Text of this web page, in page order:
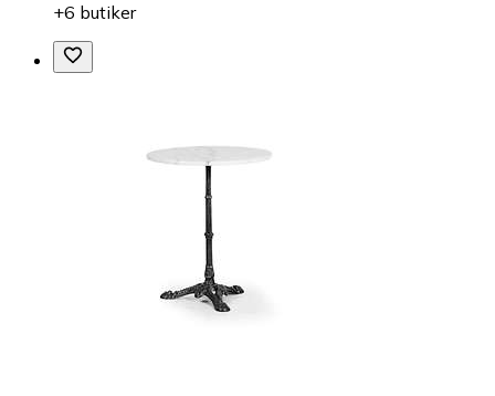
+6 butiker